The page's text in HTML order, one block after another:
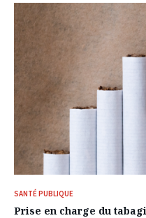
SANTÉ PUBLIQUE
Prise en charge du